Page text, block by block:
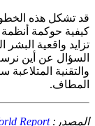
قد تشكل هذه
كيفية حوكمة أنظمة
تزايد واقعية البشر
السؤال عن أين
والتقنية
المطاف.
المصدر: Report